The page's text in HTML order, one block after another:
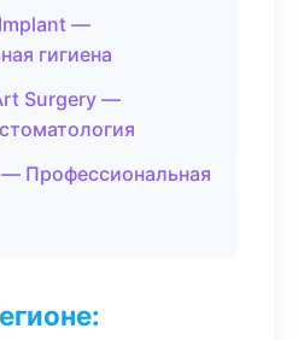
—
гигиена
Surgery —
Профессиональная